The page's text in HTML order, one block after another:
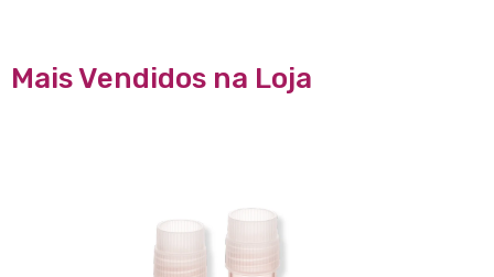
Mais Vendidos na Loja